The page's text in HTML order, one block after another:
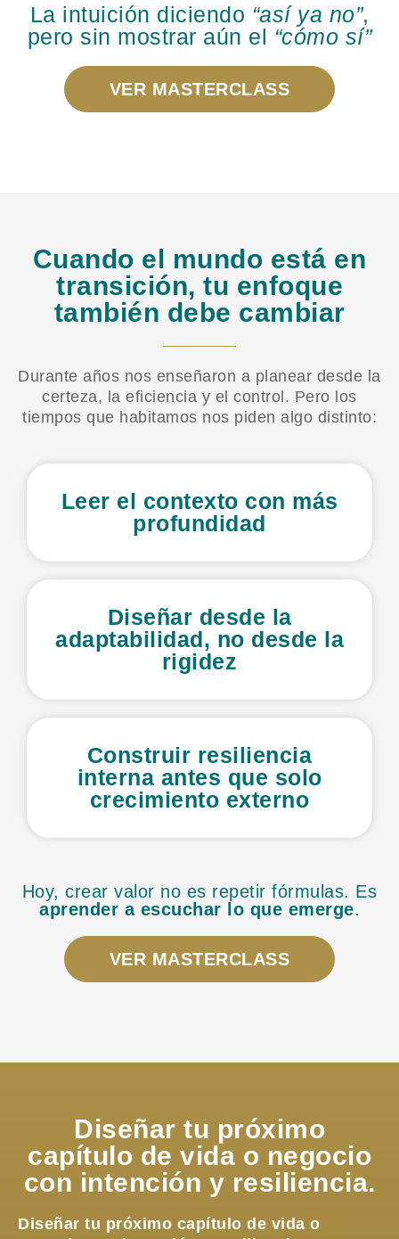
La intuición diciendo “así ya no”,
pero sin mostrar aún el “cómo sí”
VER MASTERCLASS
Cuando el mundo está en
transición, tu enfoque
también debe cambiar
Durante años nos enseñaron a planear desde la
certeza, la eficiencia y el control. Pero los
tiempos que habitamos nos piden algo distinto:
Leer el contexto con más
profundidad
Diseñar desde la
adaptabilidad, no desde la
rigidez
Construir resiliencia
interna antes que solo
crecimiento externo
Hoy, crear valor no es repetir fórmulas. Es
aprender a escuchar lo que emerge.
VER MASTERCLASS
Diseñar tu próximo
capítulo de vida o negocio
con intención y resiliencia.
Diseñar tu próximo capítulo de vida o